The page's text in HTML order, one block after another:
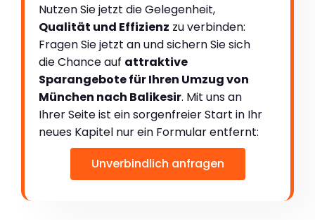
Nutzen Sie jetzt die Gelegenheit,
Qualität und Effizienz zu verbinden:
Fragen Sie jetzt an und sichern Sie sich
die Chance auf attraktive
Sparangebote für Ihren Umzug von
München nach Balikesir. Mit uns an
Ihrer Seite ist ein sorgenfreier Start in Ihr
neues Kapitel nur ein Formular entfernt:
Unverbindlich anfragen